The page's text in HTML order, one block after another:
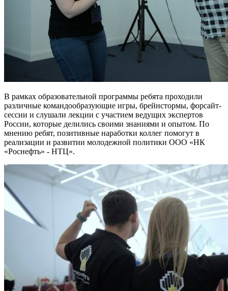
В рамках образовательной программы ребята проходили
различные командообразующие игры, брейнстормы, форсайт-
сессии и слушали лекции с участием ведущих экспертов
России, которые делились своими знаниями и опытом. По
мнению ребят, позитивные наработки коллег помогут в
реализации и развитии молодежной политики ООО «НК
«Роснефть» - НТЦ».